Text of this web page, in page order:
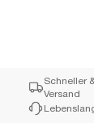
Schneller
Versand